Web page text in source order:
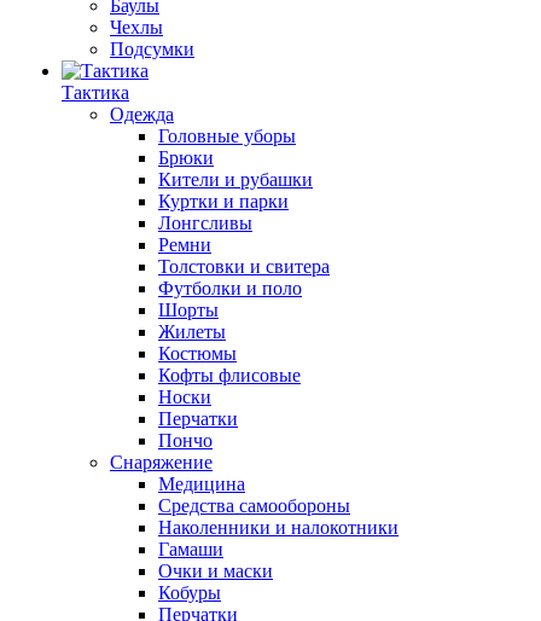
Баулы
Чехлы
Подсумки
Тактика
Одежда
Головные уборы
Брюки
Кители и рубашки
Куртки и парки
Лонгсливы
Ремни
Толстовки и свитера
Футболки и поло
Шорты
Жилеты
Костюмы
Кофты флисовые
Носки
Перчатки
Пончо
Снаряжение
Медицина
Средства самообороны
Наколенники и налокотники
Гамаши
Очки и маски
Кобуры
Перчатки